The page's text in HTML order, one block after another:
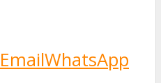
EmailWhatsApp